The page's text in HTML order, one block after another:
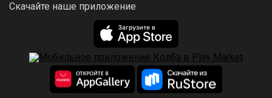
Скачайте наше приложение